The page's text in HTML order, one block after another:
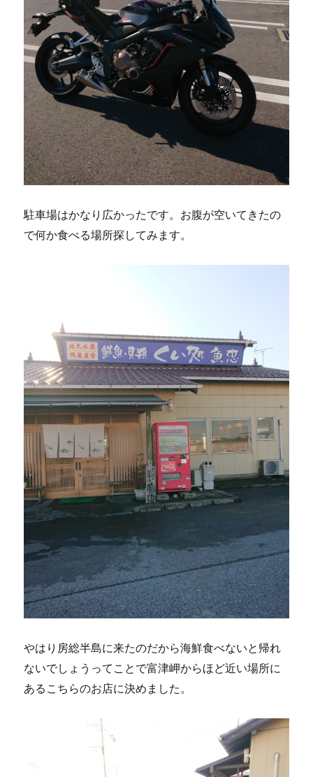
駐車場はかなり広かったです。お腹が空いてきたの
で何か食べる場所探してみます。
やはり房総半島に来たのだから海鮮食べないと帰れ
ないでしょうってことで富津岬からほど近い場所に
あるこちらのお店に決めました。